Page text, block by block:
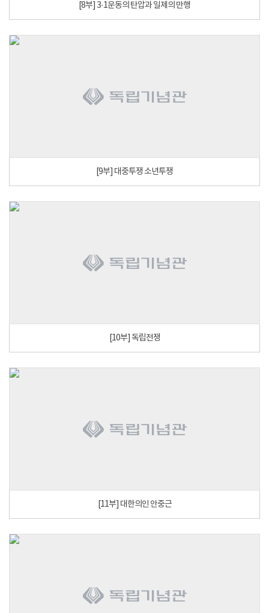
[8부] 3·1운동의 탄압과 일제의 만행
[9부] 대중투쟁 소년투쟁
[10부] 독립전쟁
[11부] 대한의인 안중근